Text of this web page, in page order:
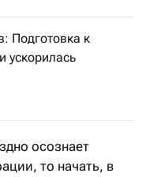
Подготовка к
ускорилась
главы
осознает
то начать, в